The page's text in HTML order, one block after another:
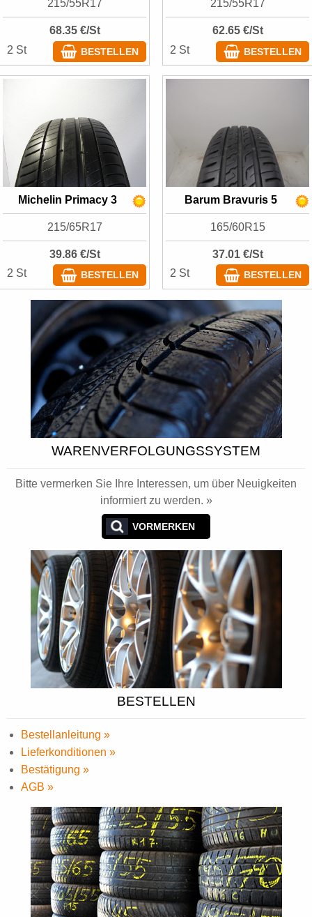
215/55R17
68.35 €/St
2 St
BESTELLEN
215/55R17
62.65 €/St
2 St
BESTELLEN
Michelin Primacy 3
215/65R17
39.86 €/St
2 St
BESTELLEN
Barum Bravuris 5
165/60R15
37.01 €/St
2 St
BESTELLEN
WARENVERFOLGUNGSSYSTEM
Bitte vermerken Sie Ihre Interessen, um über Neuigkeiten
informiert zu werden. »
VORMERKEN
BESTELLEN
Bestellanleitung »
Lieferkonditionen »
Bestätigung »
AGB »